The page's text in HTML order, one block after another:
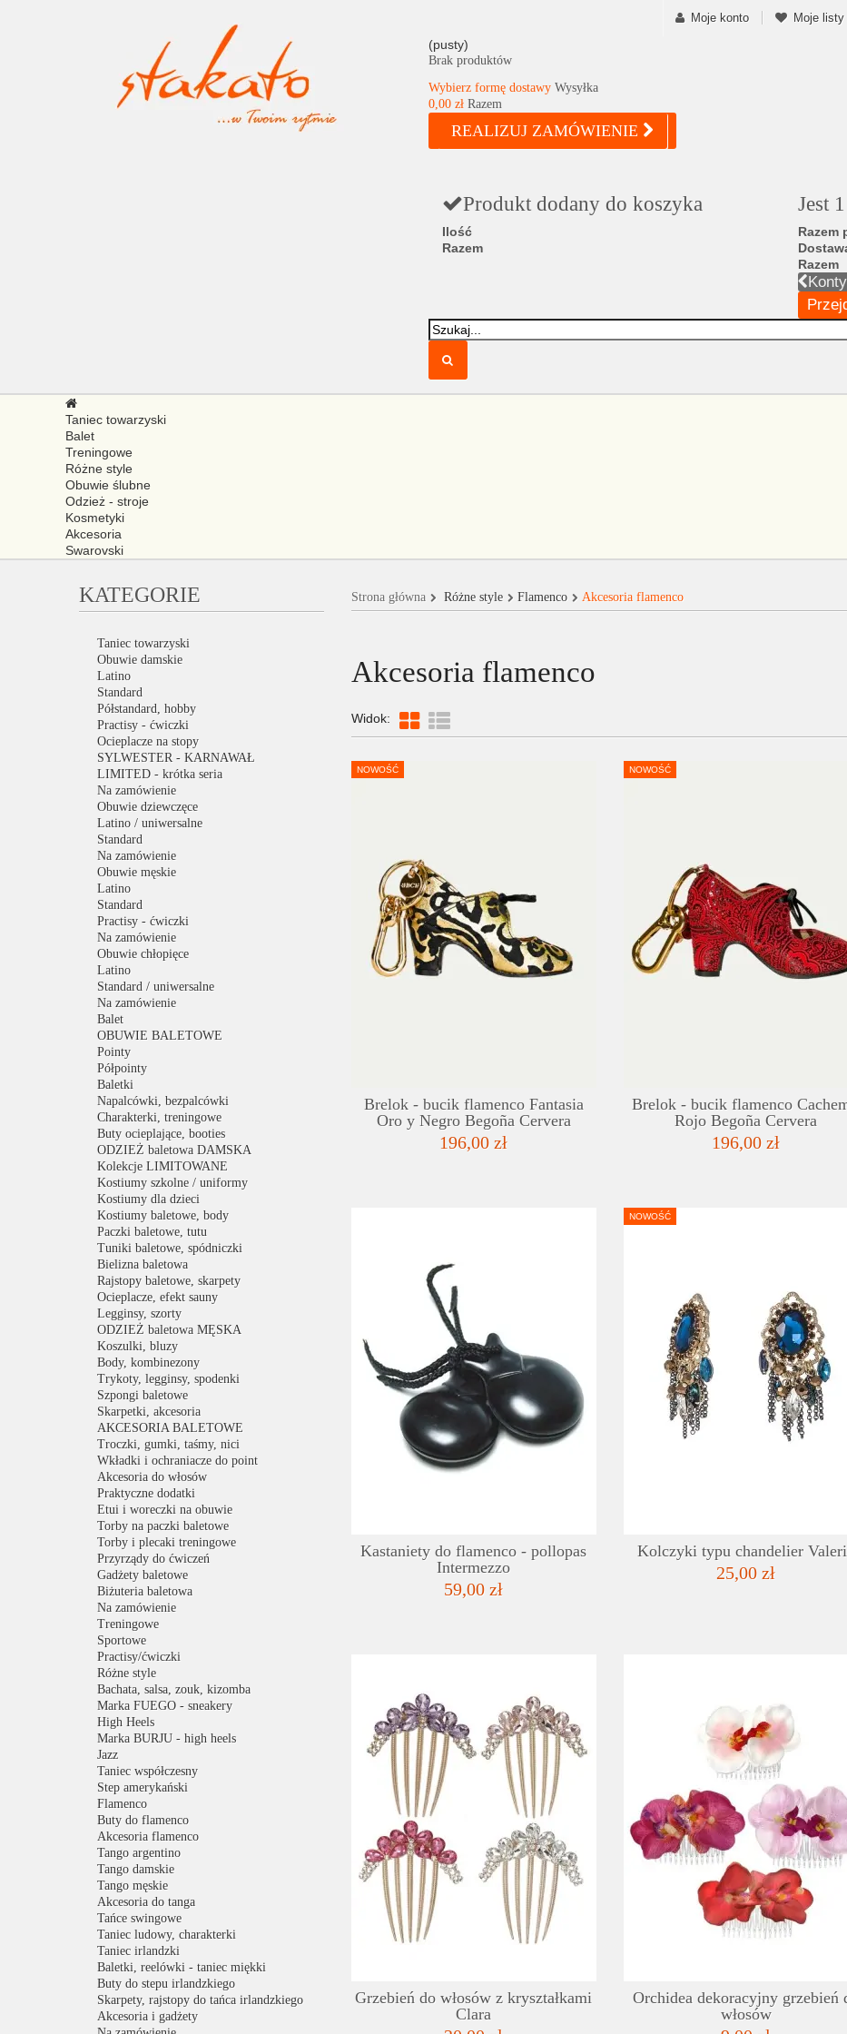
Moje konto Moje
(pusty)
Brak produktów
Wybierz formę dostawy Wysyłka
0,00 zł Razem
REALIZUJ ZAMÓWIENIE
Produkt dodany do koszyka
Ilość
Razem
Jest
Razem
Razem
Taniec towarzyski
Balet
Treningowe
Różne style
Obuwie ślubne
Odzież - stroje
Kosmetyki
Akcesoria
Swarovski
KATEGORIE
Taniec towarzyski
Obuwie damskie
Latino
Standard
Półstandard, hobby
Practisy - ćwiczki
Ocieplacze na stopy
SYLWESTER - KARNAWAŁ
LIMITED - krótka seria
Na zamówienie
Obuwie dziewczęce
Latino / uniwersalne
Standard
Na zamówienie
Obuwie męskie
Latino
Standard
Practisy - ćwiczki
Na zamówienie
Obuwie chłopięce
Latino
Standard / uniwersalne
Na zamówienie
Balet
OBUWIE BALETOWE
Pointy
Półpointy
Baletki
Napalcówki, bezpalcówki
Charakterki, treningowe
Buty ocieplające, booties
ODZIEŻ baletowa DAMSKA
Kolekcje LIMITOWANE
Kostiumy szkolne / uniformy
Kostiumy dla dzieci
Kostiumy baletowe, body
Paczki baletowe, tutu
Tuniki baletowe, spódniczki
Bielizna baletowa
Rajstopy baletowe, skarpety
Ocieplacze, efekt sauny
Legginsy, szorty
ODZIEŻ baletowa MĘSKA
Koszulki, bluzy
Body, kombinezony
Trykoty, legginsy, spodenki
Szpongi baletowe
Skarpetki, akcesoria
AKCESORIA BALETOWE
Troczki, gumki, taśmy, nici
Wkładki i ochraniacze do point
Akcesoria do włosów
Praktyczne dodatki
Etui i woreczki na obuwie
Torby na paczki baletowe
Torby i plecaki treningowe
Przyrządy do ćwiczeń
Gadżety baletowe
Biżuteria baletowa
Na zamówienie
Treningowe
Sportowe
Practisy/ćwiczki
Różne style
Bachata, salsa, zouk, kizomba
Marka FUEGO - sneakery
High Heels
Marka BURJU - high heels
Jazz
Taniec współczesny
Step amerykański
Flamenco
Buty do flamenco
Akcesoria flamenco
Tango argentino
Tango damskie
Tango męskie
Akcesoria do tanga
Tańce swingowe
Taniec ludowy, charakterki
Taniec irlandzki
Baletki, reelówki - taniec miękki
Buty do stepu irlandzkiego
Skarpety, rajstopy do tańca irlandzkiego
Akcesoria i gadżety
Strona główna Różne style Flamenco Akcesoria flamenco
Akcesoria flamenco
Widok:
NOWOŚĆ
Brelok - bucik flamenco Fantasia
Oro y Negro Begoña Cervera
196,00 zł
NOWOŚĆ
Brelok - bucik flamenco
Rojo Begoña Cervera
196,00 zł
SZCZEGÓŁY
Kastaniety do flamenco - pollopas
Intermezzo
59,00 zł
NOWOŚĆ
Kolczyki typu chandelier
25,00 zł
LISTA ŻYCZEŃ
SZCZEGÓŁY
Grzebień do włosów z kryształkami
Clara
Orchidea dekoracyjny grzebień
włosów